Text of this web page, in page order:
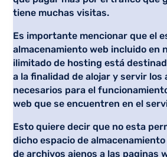
tiene muchas visitas.
Es importante mencionar que el
almacenamiento web incluido en
ilimitado de hosting está
a la finalidad de alojar y servir los
necesarios para el
web que se encuentren en el
Esto quiere decir que no esta
dicho espacio de
de archivos ajenos a las paginas